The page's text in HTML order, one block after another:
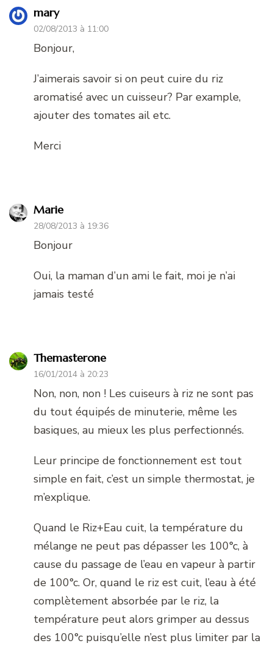
mary
02/08/2013 à 11:00
Bonjour,
J’aimerais savoir si on peut cuire du riz
aromatisé avec un cuisseur? Par example,
ajouter des tomates ail etc.
Merci
Marie
28/08/2013 à 19:36
Bonjour
Oui, la maman d’un ami le fait, moi je n’ai
jamais testé
Themasterone
16/01/2014 à 20:23
Non, non, non ! Les cuiseurs à riz ne sont pas
du tout équipés de minuterie, même les
basiques, au mieux les plus perfectionnés.
Leur principe de fonctionnement est tout
simple en fait, c’est un simple thermostat, je
m’explique.
Quand le Riz+Eau cuit, la température du
mélange ne peut pas dépasser les 100°c, à
cause du passage de l’eau en vapeur à partir
de 100°c. Or, quand le riz est cuit, l’eau à été
complètement absorbée par le riz, la
température peut alors grimper au dessus
des 100°c puisqu’elle n’est plus limiter par la